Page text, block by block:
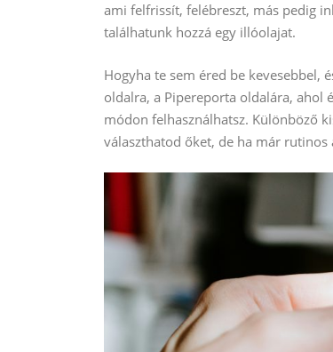
ami felfrissít, felébreszt, más pedig
találhatunk hozzá egy illóolajat.
Hogyha te sem éred be kevesebbel,
oldalra, a Pipereporta oldalára, ahol
módon felhasználhatsz. Különböző
választhatod őket, de ha már